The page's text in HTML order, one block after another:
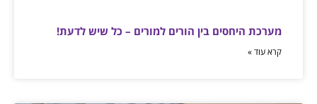
מערכת היחסים בין הורים למורים – כל שיש לדעת!
קרא עוד »